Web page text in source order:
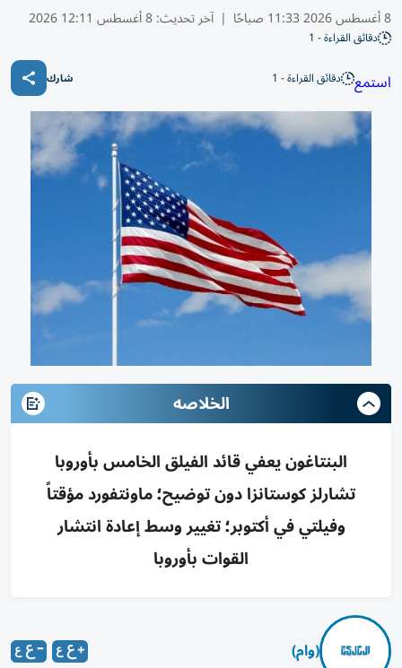
8 أغسطس 2026 11:33 صباحًا | آخر تحديث:8 أغسطس 12:11 2026
دقائق القراءة - 1
استمع دقائق القراءة - 1 شارك
الخلاصه
البنتاغون يعفي قائد الفيلق الخامس بأوروبا
تشارلز كوستانزا دون توضيح؛ ماونتفورد مؤقتاً
وفيلتي في أكتوبر؛ تغيير وسط إعادة انتشار
القوات بأوروبا
(وام)